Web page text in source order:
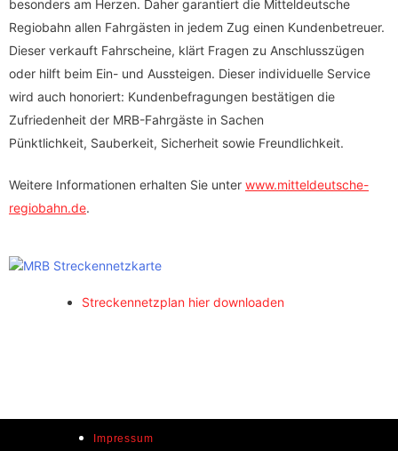
besonders am Herzen. Daher garantiert die Mitteldeutsche
Regiobahn allen Fahrgästen in jedem Zug einen Kundenbetreuer.
Dieser verkauft Fahrscheine, klärt Fragen zu Anschlusszügen
oder hilft beim Ein- und Aussteigen. Dieser individuelle Service
wird auch honoriert: Kundenbefragungen bestätigen die
Zufriedenheit der MRB-Fahrgäste in Sachen
Pünktlichkeit, Sauberkeit, Sicherheit sowie Freundlichkeit.
Weitere Informationen erhalten Sie unter www.mitteldeutsche-
regiobahn.de.
Streckennetzplan hier downloaden
Impressum